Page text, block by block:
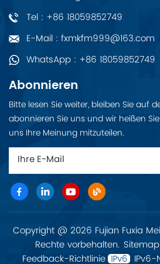
Tel : +86 18059852749
E-Mail : fxmkfm999@163.com
WhatsApp : +86 18059852749
Abonnieren
Bitte lesen Sie weiter, bleiben Sie auf
abonnieren Sie uns und wir heißen
uns Ihre Meinung mitzuteilen.
Copyright @ 2026 Fujian Fuxia
Rechte vorbehalten. Sitemap
Feedback-Richtlinie
IPv6-